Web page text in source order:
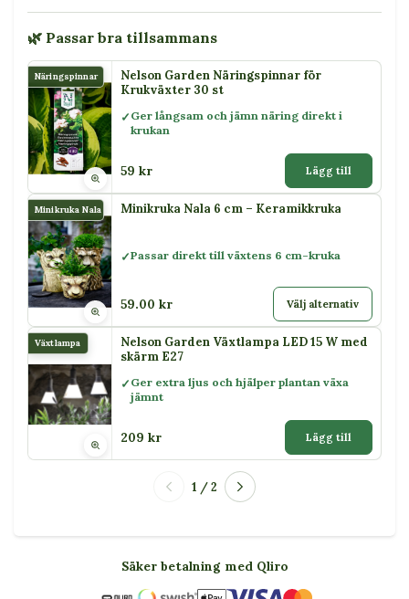
🌿 Passar bra tillsammans
Näringspinnar
Nelson Garden Näringspinnar för
Krukväxter 30 st
Ger långsam och jämn näring direkt i
krukan
59 kr Lägg till
Minikruka Nala Minikruka Nala 6 cm – Keramikkruka
Passar direkt till växtens 6 cm-kruka
59.00 kr Välj alternativ
Växtlampa
Nelson Garden Växtlampa LED 15 W med
skärm E27
Ger extra ljus och hjälper plantan växa
jämnt
209 kr Lägg till
1 / 2
Säker betalning med Qliro